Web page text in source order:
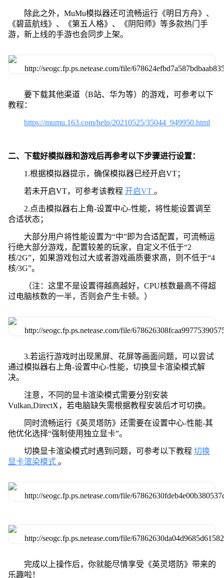
除此之外，MuMu模拟器还可流畅运行《明日方舟》、
《碧蓝航线》、《第五人格》、《阴阳师》等多款热门手
游，新上线的手游也会同步上架。
要下载其他渠道（B站、华为等）的游戏，可参考以下
教程：
https://mumu.163.com/help/20210525/35044_949950.html
二、下载好模拟器和游戏后再参考以下步骤进行设置：
1.根据模拟器提示，确保模拟器已经开启VT；
若未开启VT，可参考该教程 开启VT 。
2.点击模拟器右上角-设置中心-性能，将性能设置调至
合适状态；
大部分用户将性能设置为“中”即为合适配置，可流畅运
行绝大部分游戏，配置较差的玩家，自定义不低于“2
核/2G”，如果游戏包过大或者游戏画质要求高，则不低于“4
核/3G”。
（注：这里不是设置得越高越好，CPU核数最高不得超
过电脑核数的一半，否则会产生卡顿。）
3.若运行游戏时出现黑屏、花屏等画面问题，可以尝试
通过模拟器右上角-设置中心-性能，切换显卡渲染模式解
决。
注意，不同的显卡渲染模式需要分别安装
Vulkan,DirectX，若电脑缺失需根据教程安装后才可切换。
同时流畅运行《英灵塔防》还需要在设置中心-性能-其
他优化选择“强制使用独立显卡”。
切换显卡渲染模式时遇到问题，可参考以下教程 切换
显卡渲染模式 。
完成以上操作后，你就能尽情享受《英灵塔防》带来的
乐趣啦！